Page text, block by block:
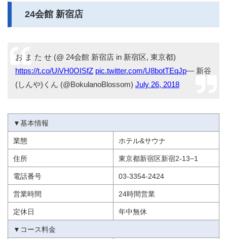
24会館 新宿店
お ま た せ (@ 24会館 新宿店 in 新宿区, 東京都)
https://t.co/UiVH0OISfZ pic.twitter.com/U8botTEqJp— 新谷
(しんや)くん (@BokulanoBlossom) July 26, 2018
▼基本情報
業態 ホテル&サウナ
住所 東京都新宿区新宿2-13−1
電話番号 03-3354-2424
営業時間 24時間営業
定休日 年中無休
▼コース料金